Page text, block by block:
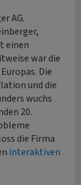
AG.
einen
war die
Die
und die
wuchs
20.
die Firma
interaktiven